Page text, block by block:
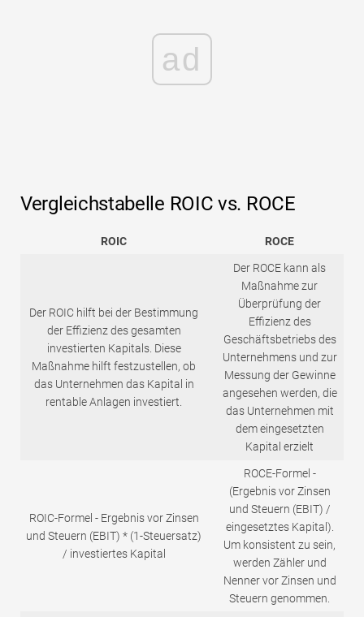
ad
Vergleichstabelle ROIC vs. ROCE
ROIC ROCE
Der ROIC hilft bei der Bestimmung
der Effizienz des gesamten
investierten Kapitals. Diese
Maßnahme hilft festzustellen, ob
das Unternehmen das Kapital in
rentable Anlagen investiert.
Der ROCE kann als
Maßnahme zur
Überprüfung der
Effizienz des
Geschäftsbetriebs des
Unternehmens und zur
Messung der Gewinne
angesehen werden, die
das Unternehmen mit
dem eingesetzten
Kapital erzielt
ROIC-Formel - Ergebnis vor Zinsen
und Steuern (EBIT) * (1-Steuersatz)
/ investiertes Kapital
ROCE-Formel -
(Ergebnis vor Zinsen
und Steuern (EBIT) /
eingesetztes Kapital).
Um konsistent zu sein,
werden Zähler und
Nenner vor Zinsen und
Steuern genommen.